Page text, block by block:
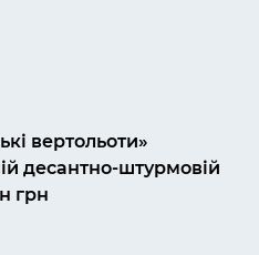
вертольоти»
десантно-штурмовій
грн